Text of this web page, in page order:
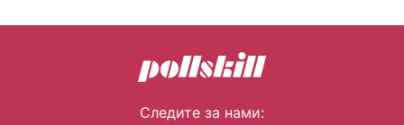
Следите за нами: